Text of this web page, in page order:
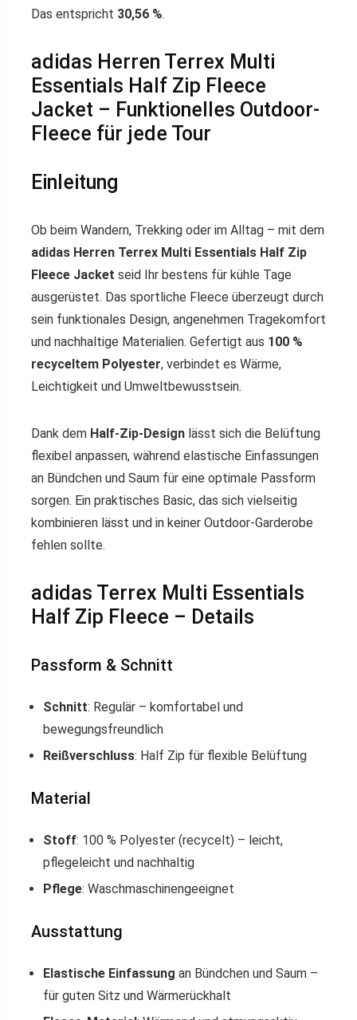
Das entspricht 30,56 %.
adidas Herren Terrex Multi
Essentials Half Zip Fleece
Jacket – Funktionelles Outdoor-
Fleece für jede Tour
Einleitung
Ob beim Wandern, Trekking oder im Alltag – mit dem
adidas Herren Terrex Multi Essentials Half Zip
Fleece Jacket seid Ihr bestens für kühle Tage
ausgerüstet. Das sportliche Fleece überzeugt durch
sein funktionales Design, angenehmen Tragekomfort
und nachhaltige Materialien. Gefertigt aus 100 %
recyceltem Polyester, verbindet es Wärme,
Leichtigkeit und Umweltbewusstsein.
Dank dem Half-Zip-Design lässt sich die Belüftung
flexibel anpassen, während elastische Einfassungen
an Bündchen und Saum für eine optimale Passform
sorgen. Ein praktisches Basic, das sich vielseitig
kombinieren lässt und in keiner Outdoor-Garderobe
fehlen sollte.
adidas Terrex Multi Essentials
Half Zip Fleece – Details
Passform & Schnitt
Schnitt: Regulär – komfortabel und
bewegungsfreundlich
Reißverschluss: Half Zip für flexible Belüftung
Material
Stoff: 100 % Polyester (recycelt) – leicht,
pflegeleicht und nachhaltig
Pflege: Waschmaschinengeeignet
Ausstattung
Elastische Einfassung an Bündchen und Saum –
für guten Sitz und Wärmerückhalt